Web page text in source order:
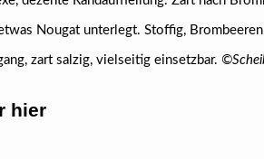
Nougat unterlegt. Stoffig,
zart salzig, vielseitig einsetzbar.
hier